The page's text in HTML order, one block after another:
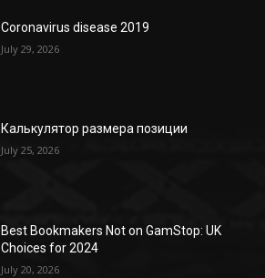
Coronavirus disease 2019
July 29, 2026
Калькулятор размера позиции
July 25, 2026
Best Bookmakers Not on GamStop: UK
Choices for 2024
July 20, 2026